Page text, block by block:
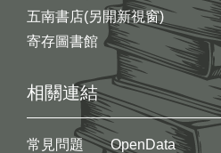
五南書店(另開新視窗)
寄存圖書館
相關連結
常見問題
OpenData